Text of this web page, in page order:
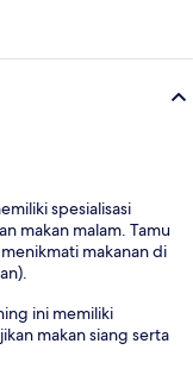
spesialisasi
makan malam. Tamu
makanan di
ini memiliki
makan siang serta